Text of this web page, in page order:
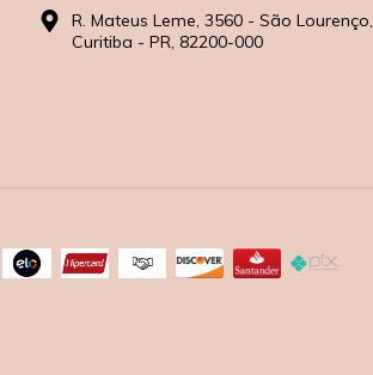
R. Mateus Leme, 3560 - São Lourenço,
Curitiba - PR, 82200-000